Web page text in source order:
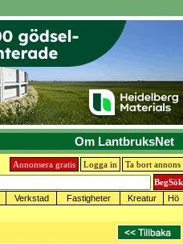
Om LantbruksNet
Annonsera gratis Logga in Ta bort annons
Verkstad Fastigheter Kreatur Hö